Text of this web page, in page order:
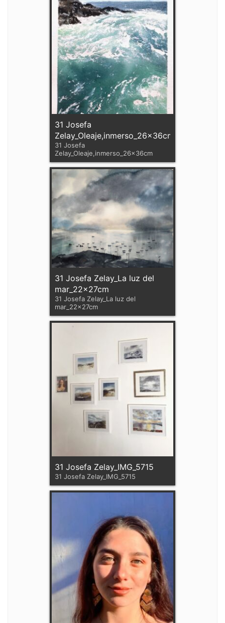
31 Josefa
Zelay_Oleaje,inmerso_26x36cm
31 Josefa
Zelay_Oleaje,inmerso_26x36cm
31 Josefa Zelay_La luz del
mar_22x27cm
31 Josefa Zelay_La luz del
mar_22x27cm
31 Josefa Zelay_IMG_5715
31 Josefa Zelay_IMG_5715